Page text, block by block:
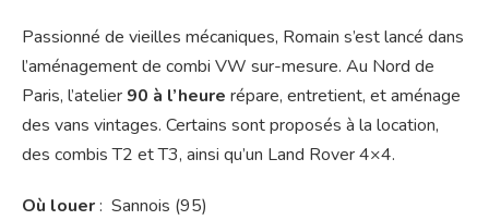
Passionné de vieilles mécaniques, Romain s’est lancé dans
l’aménagement de combi VW sur-mesure. Au Nord de
Paris, l’atelier 90 à l’heure répare, entretient, et aménage
des vans vintages. Certains sont proposés à la location,
des combis T2 et T3, ainsi qu’un Land Rover 4×4.
Où louer: Sannois (95)